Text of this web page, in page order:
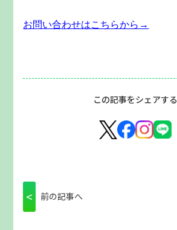
お問い合わせはこちらから→
この記事をシェアする
< 前の記事へ